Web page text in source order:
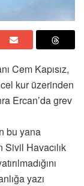
Cem Kapısız,
kur üzerinden
Ercan’da grev
bu yana
Havacılık
yazı